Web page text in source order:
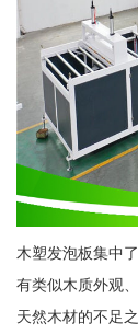
木塑发泡板集中
有类似木质外观
天然木材的不足